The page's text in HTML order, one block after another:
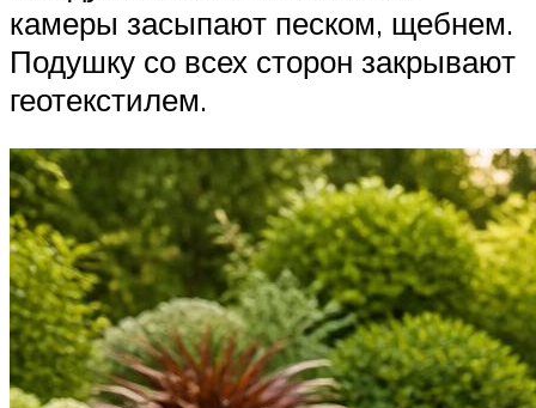
камеры засыпают песком, щебнем.
Подушку со всех сторон закрывают
геотекстилем.